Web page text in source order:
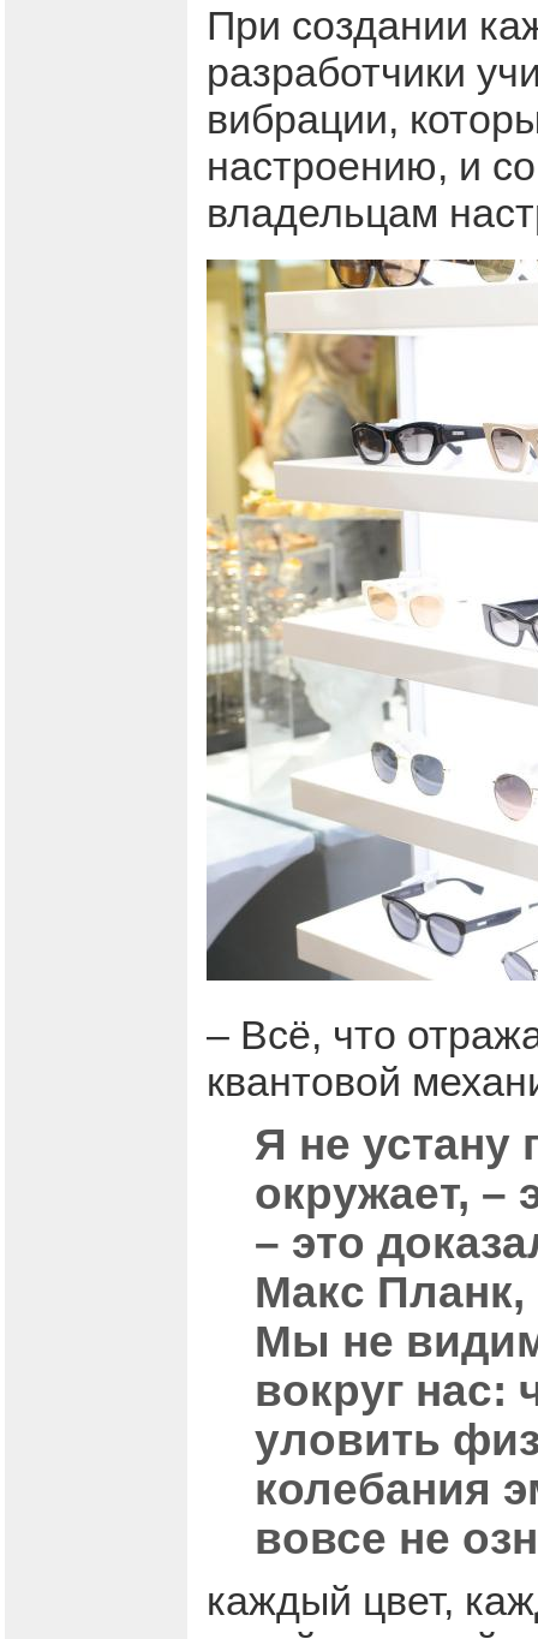
При создании
разработчики
вибрации,
настроению, и
владельцам
– Всё, что
квантовой
Я не устану
окружает, –
– это
Макс
Мы не видим
вокруг нас:
уловить
колебания
вовсе не
каждый цвет,